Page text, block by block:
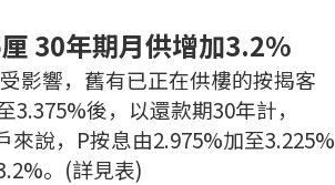
30年期月供增加3.2%
影響，舊有已正在供樓的按揭客
後，以還款期30年計，
說，P按息由2.975%加至3.225%
。(詳見表)